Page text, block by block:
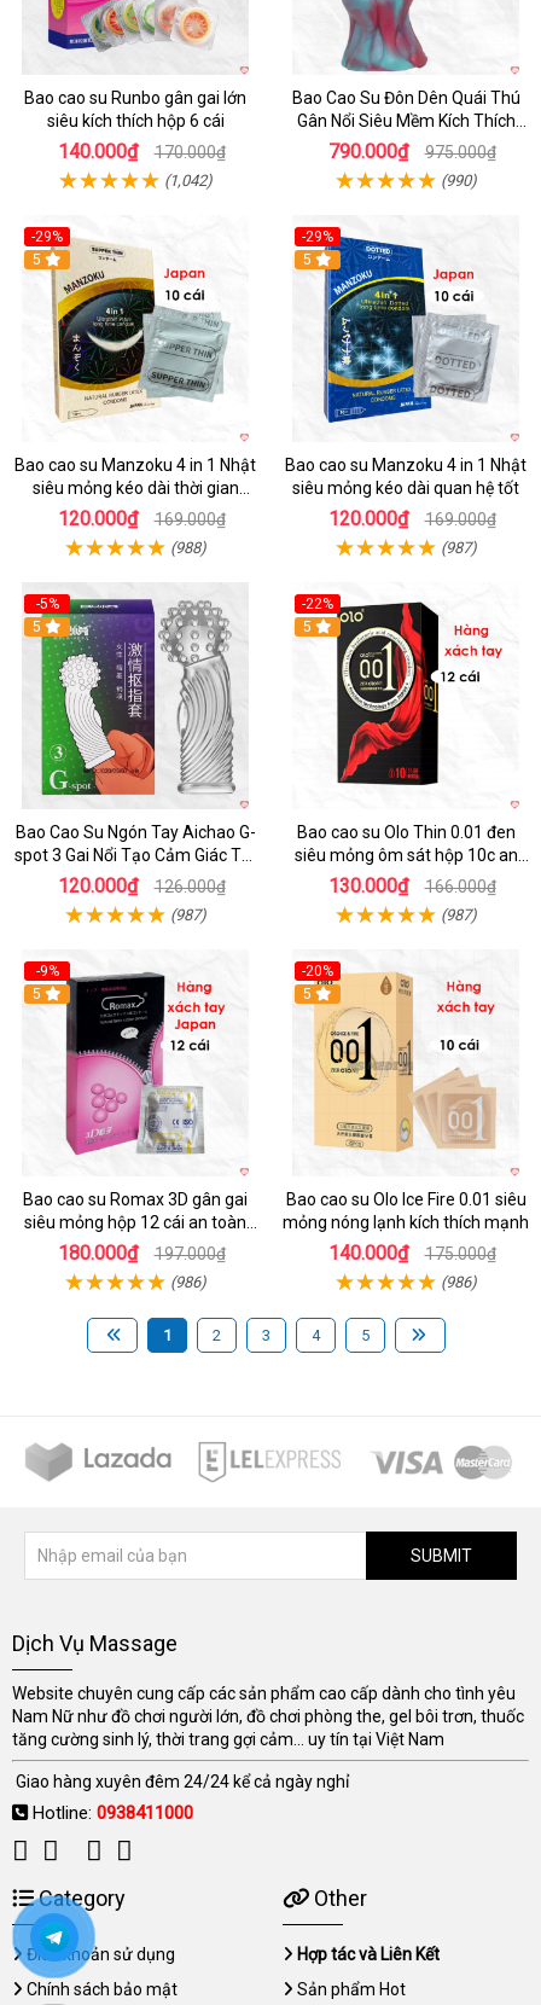
Bao cao su Runbo gân gai lớn
siêu kích thích hộp 6 cái
140.000₫ 170.000₫
(1,042)
Bao Cao Su Đôn Dên Quái Thú
Gân Nổi Siêu Mềm Kích Thích
Tột Đỉnh
790.000₫ 975.000₫
(990)
-29%
5
Bao cao su Manzoku 4 in 1 Nhật
siêu mỏng kéo dài thời gian
chính hãng
120.000₫ 169.000₫
(988)
-29%
5
Bao cao su Manzoku 4 in 1 Nhật
siêu mỏng kéo dài quan hệ tốt
120.000₫ 169.000₫
(987)
-5%
5
Bao Cao Su Ngón Tay Aichao G-
spot 3 Gai Nổi Tạo Cảm Giác Tột
Đỉnh
120.000₫ 126.000₫
(987)
-22%
5
Bao cao su Olo Thin 0.01 đen
siêu mỏng ôm sát hộp 10c an
toàn
130.000₫ 166.000₫
(987)
-9%
5
Bao cao su Romax 3D gân gai
siêu mỏng hộp 12 cái an toàn
chất lượng
180.000₫ 197.000₫
(986)
-20%
5
Bao cao su Olo Ice Fire 0.01 siêu
mỏng nóng lạnh kích thích mạnh
140.000₫ 175.000₫
(986)
1 2 3 4 5
SUBMIT
Dịch Vụ Massage
Website chuyên cung cấp các sản phẩm cao cấp dành cho tình yêu
Nam Nữ như đồ chơi người lớn, đồ chơi phòng the, gel bôi trơn, thuốc
tăng cường sinh lý, thời trang gợi cảm... uy tín tại Việt Nam
Giao hàng xuyên đêm 24/24 kể cả ngày nghỉ
Hotline: 0938411000
Category
Điều khoản sử dụng
Chính sách bảo mật
Other
Hợp tác và Liên Kết
Sản phẩm Hot